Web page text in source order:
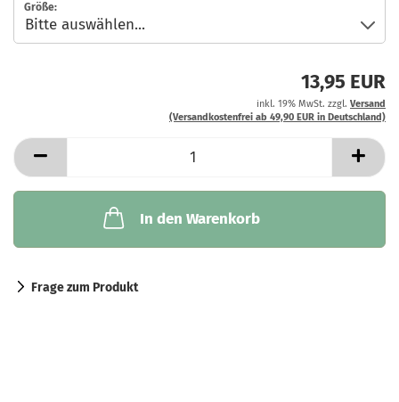
Größe:
13,95 EUR
inkl. 19% MwSt. zzgl. Versand
(Versandkostenfrei ab 49,90 EUR in Deutschland)
In den Warenkorb
Frage zum Produkt